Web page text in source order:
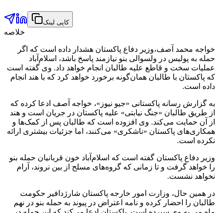
کاپی لینک
خلاصه
خواجه محمد آصف،وزیر دفاع پاکستان هشدار داده است که اگر
حمله به پولیس در ولسوالی بنو نیازمند پاسخ باشد، اسلام‌آباد
عملیات سخت و قاطع علیه طالبان انجام خواهد داد. وی گفته است
که پاکستان با طالبان همان‌گونه برخورد خواهد کرد که با هند انجام
داده است.
به گزارش رسانه‌ پاکستانی «جیو نیوز»، خواجه آصف ادعا کرده که
از طریق طالبان «جنگ نیابتی» علیه پاکستان در جریان است و هند
از آن حمایت می‌کند. وی افزوده است که طالبان پس از کمک‌ها و
همکاری‌های پاکستان «ناشکری» می‌کنند، اما جزئیات بیشتری ارائه
نکرده است.
وزیر دفاع پاکستان گفته است که اسلام‌آباد خون قربانیان حمله بنو
را خواهد گرفت و تا زمانی که گروه‌های مسلح از بین نروند، آرام
نخواهد نشست.
در همین حال، وزارت امور خارجه پاکستان شارژدافیر حکومت
طالبان را احضار کرده و نامه اعتراض در پیوند به حمله بنو در نهم